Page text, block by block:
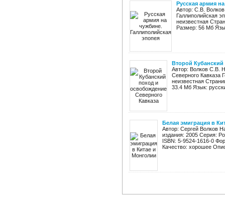
Русская армия
Автор: С.В.
Галлиполийская
неизвестная
Размер: 56 Мб
Второй
Автор: Волков С.В.
Северного Кавказа
неизвестная
33.4 Мб Язык:
Белая эмиграция в
Автор: Сергей Волков
издания: 2005 Серия:
ISBN: 5-9524-1616-0
Качество: хорошее